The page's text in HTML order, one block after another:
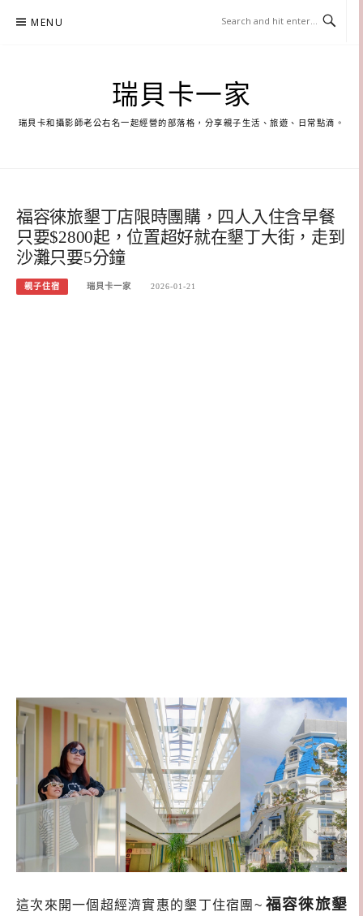
MENU
瑞貝卡一家
瑞貝卡和攝影師老公右名一起經營的部落格，分享親子生活、旅遊、日常點滴。
福容徠旅墾丁店限時團購，四人入住含早餐
只要$2800起，位置超好就在墾丁大街，走到
沙灘只要5分鐘
親子住宿 瑞貝卡一家 2026-01-21
這次來開一個超經濟實惠的墾丁住宿團~ 福容徠旅墾